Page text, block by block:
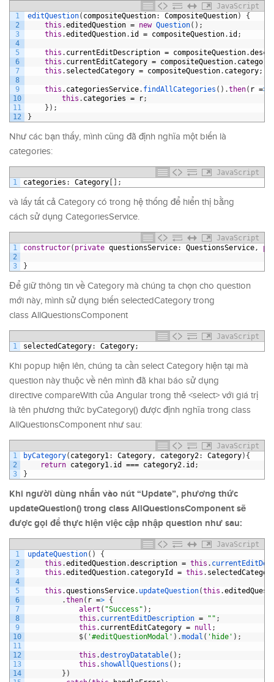
JavaScript
1
2
3
4
5
6
7
8
9
10
11
12
editQuestion( compositeQuestion: CompositeQuestion)
{
this .editedQuestion = new Question( ) ;
this .editedQuestion. id = compositeQuestion. id ;
this . currentEditDescription = compositeQuestion.
this . currentEditCategory = compositeQuestion. category
this . selectedCategory = compositeQuestion. category;
this . categoriesService. findAllCategories ( ) .then( r =>
this . categories = r;
} ) ;
}
Như các bạn thấy, mình cũng đã định nghĩa một biến là
categories:
JavaScript
1
categories : Category [ ] ;
và lấy tất cả Category có trong hệ thống để hiển thị bằng
cách sử dụng CategoriesService.
JavaScript
1
2
3
constructor( private questionsService: QuestionsService ,
}
Để giữ thông tin về Category mà chúng ta chọn cho question
mới này, mình sử dụng biến selectedCategory trong
class AllQuestionsComponent
JavaScript
1
selectedCategory: Category;
Khi popup hiện lên, chúng ta cần select Category hiện tại mà
question này thuộc về nên mình đã khai báo sử dụng
directive compareWith của Angular trong thẻ <select> với giá trị
là tên phương thức byCategory() được định nghĩa trong class
AllQuestionsComponent như sau:
JavaScript
1
2
3
byCategory( category1 : Category , category2: Category) {
return category1 . id === category2. id ;
}
Khi người dùng nhấn vào nút “Update”, phương thức
updateQuestion() trong class AllQuestionsComponent sẽ
được gọi để thực hiện việc cập nhập question như sau:
JavaScript
1
2
3
4
5
6
7
8
9
10
11
12
13
14
updateQuestion( )
{
this .editedQuestion.description = this .
this .editedQuestion. categoryId = this .
this .questionsService. updateQuestion(this .
.then( r => {
alert ( "Success" ) ;
this . currentEditDescription = "" ;
this . currentEditCategory = null ;
$( '#editQuestionModal' ) .modal ( 'hide' ) ;
this .destroyDatatable( ) ;
this . showAllQuestions ( ) ;
} )